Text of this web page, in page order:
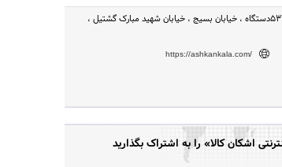
خوزستان - هندیجان، شهر هندیجان، ۵۳۳دستگاه ، خیابان بسیج ، خیابان شهید مبارک گشتیل ،
https://ashkankala.com/
اشکان کالا» را به اشتراک بگذارید